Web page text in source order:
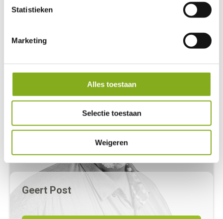
Statistieken
Marketing
Alles toestaan
Selectie toestaan
Weigeren
klaudia@werckpost.nl
Geert Post
CEO
CFO